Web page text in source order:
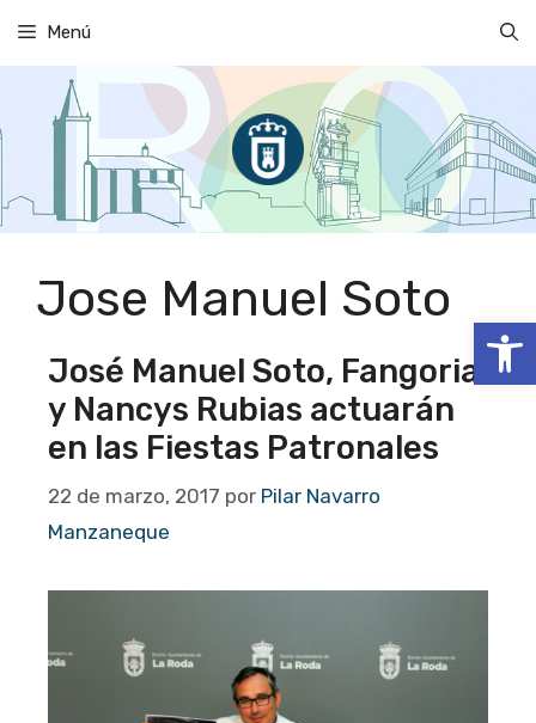
Abrir
contenido
Menú
Jose Manuel Soto
José Manuel Soto, Fangoria
y Nancys Rubias actuarán
en las Fiestas Patronales
22 de marzo, 2017 por Pilar Navarro
Manzaneque